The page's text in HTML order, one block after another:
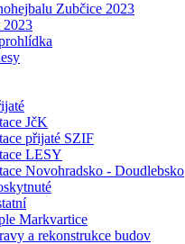
Zubčice 2023
2023
JčK
přijaté SZIF
LESY
Novohradsko - Doudlebsko
Markvartice
a rekonstrukce budov